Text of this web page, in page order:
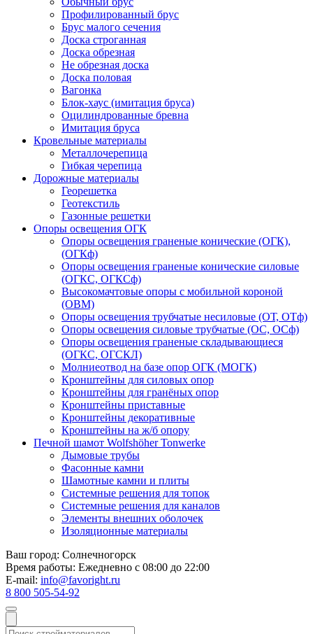
Профилированный брус
Брус малого сечения
Доска строганная
Доска обрезная
Не обрезная доска
Доска половая
Вагонка
Блок-хаус (имитация бруса)
Оцилиндрованные бревна
Имитация бруса
Кровельные материалы
Металлочерепица
Гибкая черепица
Дорожные материалы
Георешетка
Геотекстиль
Газонные решетки
Опоры освещения ОГК
Опоры освещения граненые конические (ОГК),
(ОГКф)
Опоры освещения граненые конические силовые
(ОГКС, ОГКСф)
Высокомачтовые опоры с мобильной короной
(ОВМ)
Опоры освещения трубчатые несиловые (ОТ, ОТф)
Опоры освещения силовые трубчатые (ОС, ОСф)
Опоры освещения граненые складывающиеся
(ОГКС, ОГСКЛ)
Молниеотвод на базе опор ОГК (МОГК)
Кронштейны для силовых опор
Кронштейны для гранёных опор
Кронштейны приставные
Кронштейны декоративные
Кронштейны на ж/б опору
Печной шамот Wolfshöher Tonwerke
Дымовые трубы
Фасонные камни
Шамотные камни и плиты
Системные решения для топок
Системные решения для каналов
Элементы внешних оболочек
Изоляционные материалы
Ваш город: Солнечногорск
Время работы: Ежедневно с 08:00 до 22:00
E-mail: info@favoright.ru
8 800 505-54-92